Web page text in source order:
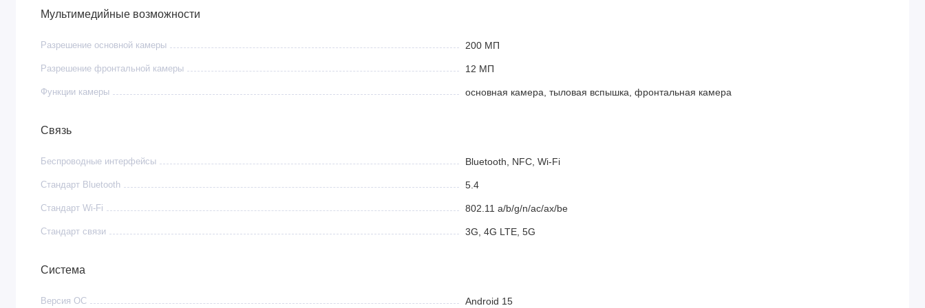
Процессор 8-ядерный Snapdragon 8 Elite for Galaxy (3 нм)
Мультимедийные возможности
Разрешение основной камеры 200 МП
Разрешение фронтальной камеры 12 МП
Функции камеры основная камера, тыловая вспышка, фронтальная камера
Связь
Беспроводные интерфейсы Bluetooth, NFC, Wi-Fi
Стандарт Bluetooth 5.4
Стандарт Wi-Fi 802.11 a/b/g/n/ac/ax/be
Стандарт связи 3G, 4G LTE, 5G
Система
Версия ОС Android 15